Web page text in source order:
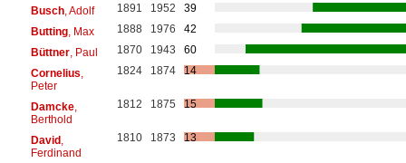
Busch, Adolf 1891 1952
39
Butting, Max 1888 1976
42
Büttner, Paul 1870 1943
60
Cornelius
Peter
1824 1874 14
Damcke,
Berthold
1812 1875 15
David,
Ferdinand
1810 1873 13